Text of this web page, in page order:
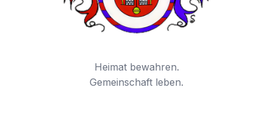
Heimat bewahren.
Gemeinschaft leben.